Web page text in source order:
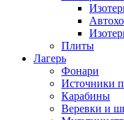
Плиты
Лагерь
Фонари
Источники
Карабины
Веревки и